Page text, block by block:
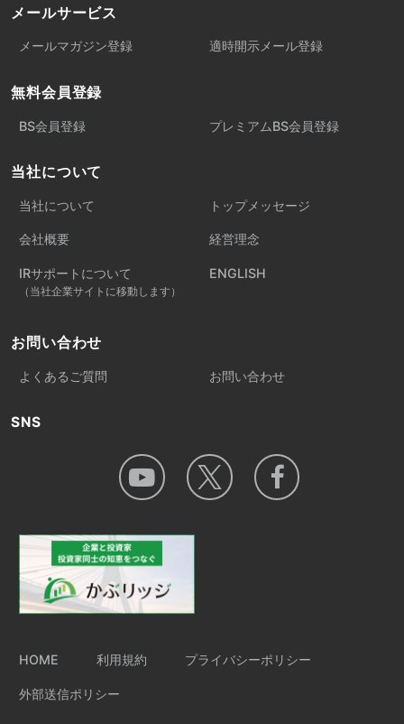
メールサービス
メールマガジン登録 適時開示メール登録
無料会員登録
BS会員登録 プレミアムBS会員登録
当社について
当社について トップメッセージ
会社概要 経営理念
IRサポートについて
（当社企業サイトに移動します）
ENGLISH
お問い合わせ
よくあるご質問 お問い合わせ
SNS
HOME 利用規約 プライバシーポリシー
外部送信ポリシー